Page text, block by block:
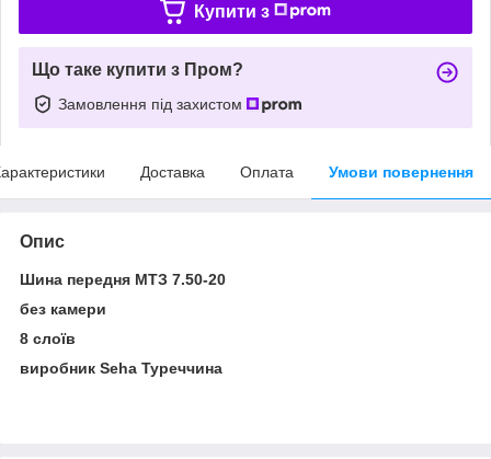
Купити з
Що таке купити з Пром?
Замовлення під захистом
Доставка Оплата Умови повернення
Опис
Шина передня МТЗ 7.50-20
без камери
8 слоїв
виробник Seha Туреччина